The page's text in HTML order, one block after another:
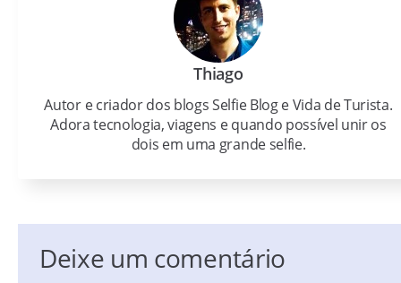
Thiago
Autor e criador dos blogs Selfie Blog e Vida de Turista.
Adora tecnologia, viagens e quando possível unir os
dois em uma grande selfie.
Deixe um comentário